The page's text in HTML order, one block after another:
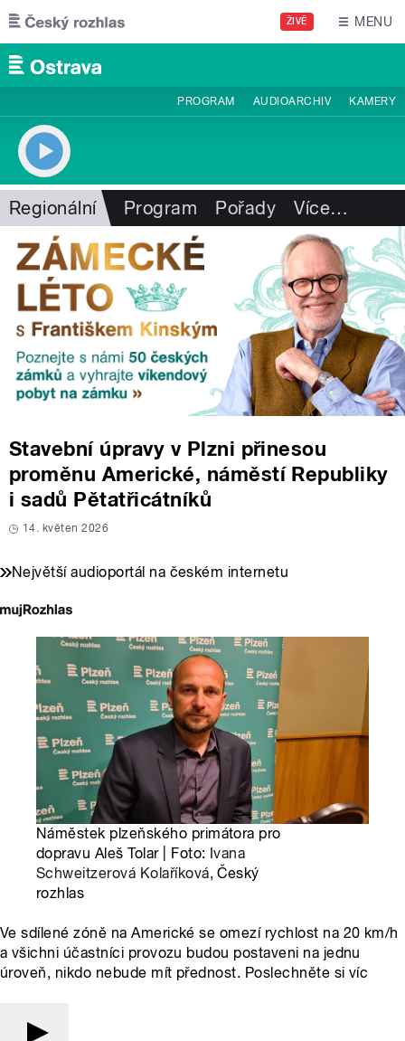
Přejít k hlavnímu obsahu
ŽIVĚ MENU
PROGRAM AUDIOARCHIV KAMERY
Regionální Program Pořady Více…
Stavební úpravy v Plzni přinesou
proměnu Americké, náměstí Republiky
i sadů Pětatřicátníků
14. květen 2026
Největší audioportál na českém internetu
Náměstek plzeňského primátora pro
dopravu Aleš Tolar | Foto: Ivana
Schweitzerová Kolaříková, Český
rozhlas
Ve sdílené zóně na Americké se omezí rychlost na 20 km/h
a všichni účastníci provozu budou postaveni na jednu
úroveň, nikdo nebude mít přednost. Poslechněte si víc